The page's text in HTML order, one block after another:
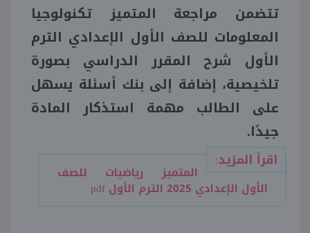
تتضمن مراجعة المتميز تكنولوجيا
المعلومات للصف الأول الإعدادي الترم
الأول شرح المقرر الدراسي بصورة
تلخيصية، إضافة إلى بنك أسئلة يسهل
على الطالب مهمة استذكار المادة
جيدًا.
اقرأ المزيد:
المتميز رياضيات للصف
الأول الإعدادي 2025 الترم الأول pdf